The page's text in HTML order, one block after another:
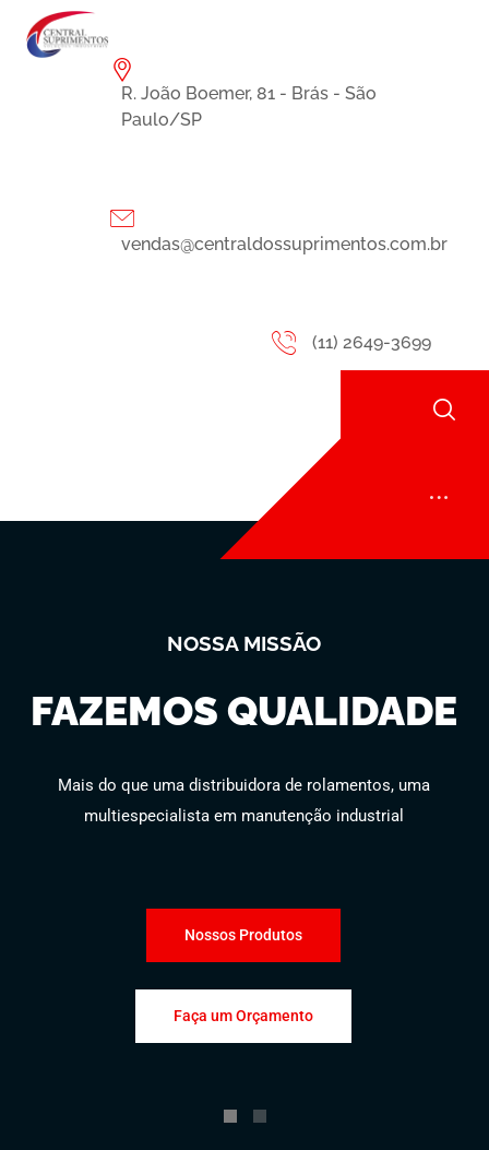
R. João Boemer, 81 - Brás - São
Paulo/SP
vendas@centraldossuprimentos.com.br
(11) 2649-3699
FAZEMOS QUALIDADE
NOSSA MISSÃO
Mais do que uma distribuidora de rolamentos, uma
multiespecialista em manutenção industrial
Nossos Produtos
Faça um Orçamento